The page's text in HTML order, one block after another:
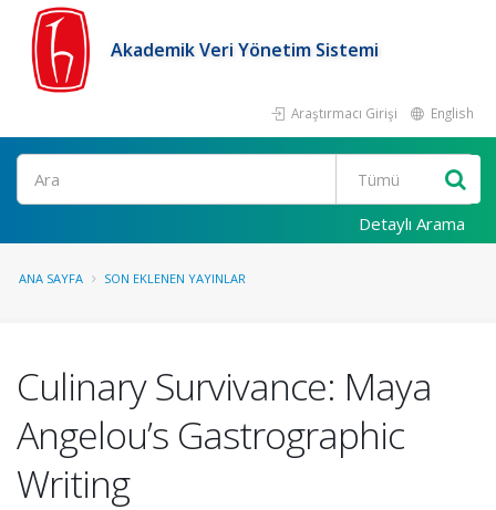
Akademik Veri Yönetim Sistemi
Araştırmacı Girişi English
Ara
Detaylı Arama
ANA SAYFA SON EKLENEN YAYINLAR
Culinary Survivance: Maya
Angelou’s Gastrographic
Writing